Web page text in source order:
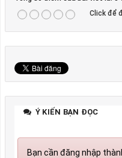
Click để
Ý KIẾN BẠN ĐỌC
Bạn cần đăng nhập